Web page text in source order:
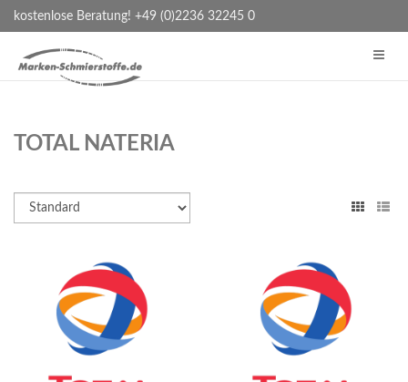
kostenlose Beratung! +49 (0)2236 32245 0
TOTAL NATERIA